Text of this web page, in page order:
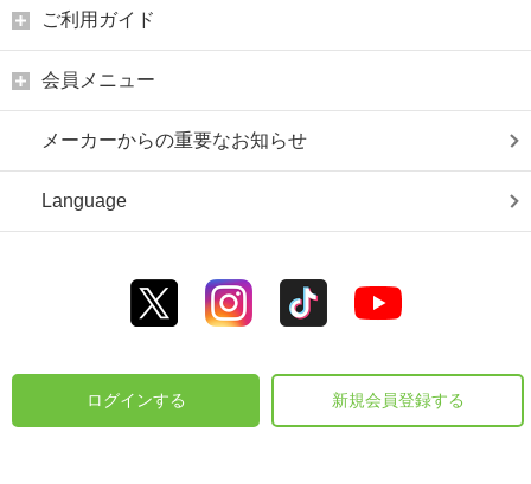
ご利用ガイド
会員メニュー
メーカーからの重要なお知らせ
Language
ログインする 新規会員登録する